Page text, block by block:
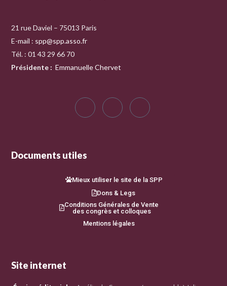
21 rue Daviel – 75013 Paris
E-mail : spp@spp.asso.fr
Tél. : 01 43 29 66 70
Présidente : Emmanuelle Chervet
Documents utiles
Mieux utiliser le site de la SPP
Dons & Legs
Conditions Générales de Vente
des congrès et colloques
Mentions légales
Site internet